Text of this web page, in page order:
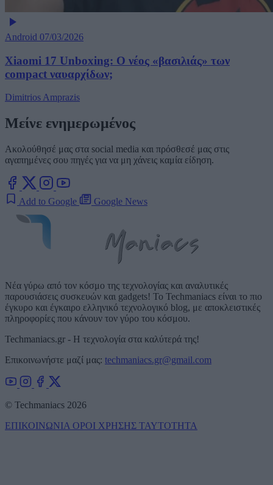
Android 07/03/2026
Xiaomi 17 Unboxing: Ο νέος «βασιλιάς» των
compact ναυαρχίδων;
Dimitrios Amprazis
Μείνε ενημερωμένος
Ακολούθησέ μας στα social media και πρόσθεσέ μας στις
αγαπημένες σου πηγές για να μη χάνεις καμία είδηση.
Add to Google Google News
Νέα γύρω από τον κόσμο της τεχνολογίας και αναλυτικές
παρουσιάσεις συσκευών και gadgets! Το Techmaniacs είναι το πιο
έγκυρο και έγκαιρο ελληνικό τεχνολογικό blog, με αποκλειστικές
πληροφορίες που κάνουν τον γύρο του κόσμου.
Techmaniacs.gr - Η τεχνολογία στα καλύτερά της!
Επικοινωνήστε μαζί μας: techmaniacs.gr@gmail.com
© Techmaniacs 2026
ΕΠΙΚΟΙΝΩΝΙΑ ΟΡΟΙ ΧΡΗΣΗΣ ΤΑΥΤΟΤΗΤΑ